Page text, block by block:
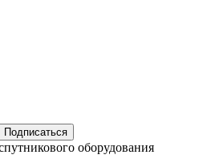
Подписаться
оборудования